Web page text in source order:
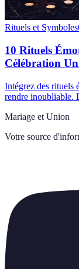
Rituels et Symboles
10 Rituels
Célébration
Intégrez des rituels
rendre inoubliable.
Mariage et Union
Votre source